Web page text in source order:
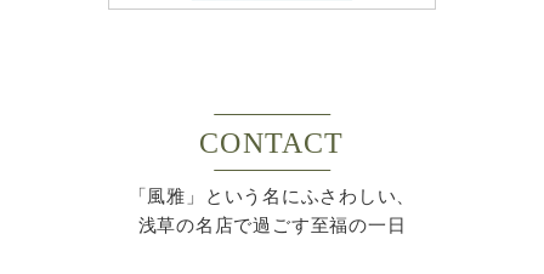
CONTACT
「風雅」という名にふさわしい、
浅草の名店で過ごす至福の一日